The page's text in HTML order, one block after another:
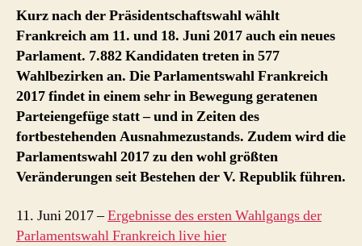
2017
Kurz nach der Präsidentschaftswahl wählt
Frankreich am 11. und 18. Juni 2017 auch ein neues
Parlament. 7.882 Kandidaten treten in 577
Wahlbezirken an. Die Parlamentswahl Frankreich
2017 findet in einem sehr in Bewegung geratenen
Parteiengefüge statt – und in Zeiten des
fortbestehenden Ausnahmezustands. Zudem wird die
Parlamentswahl 2017 zu den wohl größten
Veränderungen seit Bestehen der V. Republik führen.
11. Juni 2017 –Ergebnisse des ersten Wahlgangs der
Parlamentswahl Frankreich live hier